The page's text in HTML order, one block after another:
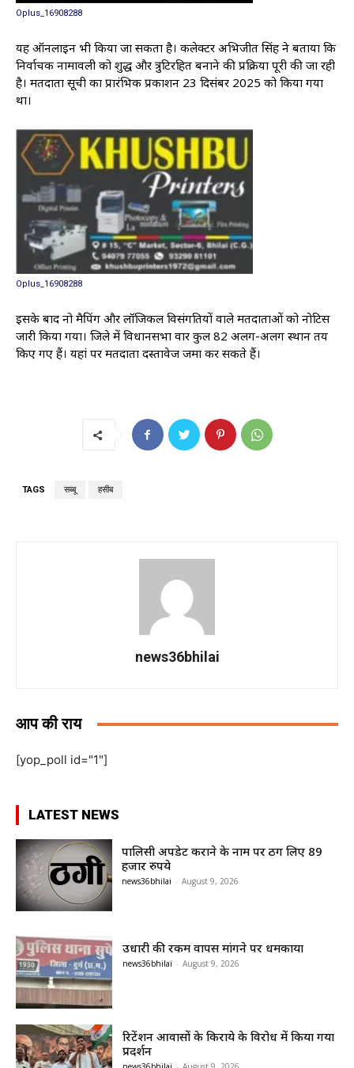
Oplus_16908288
यह ऑनलाइन भी किया जा सकता है। कलेक्टर अभिजीत सिंह ने बताया कि
निर्वाचक नामावली को शुद्ध और त्रुटिरहित बनाने की प्रक्रिया पूरी की जा रही
है। मतदाता सूची का प्रारंभिक प्रकाशन 23 दिसंबर 2025 को किया गया
था।
Oplus_16908288
इसके बाद नो मैपिंग और लॉजिकल विसंगतियों वाले मतदाताओं को नोटिस
जारी किया गया। जिले में विधानसभा वार कुल 82 अलग-अलग स्थान तय
किए गए हैं। यहां पर मतदाता दस्तावेज जमा कर सकते हैं।
TAGS सब्बू हसीब
news36bhilai
आप की राय
[yop_poll id="1"]
LATEST NEWS
पालिसी अपडेट कराने के नाम पर ठग लिए 89
हजार रुपये
news36bhilai - August 9, 2026
उधारी की रकम वापस मांगने पर धमकाया
news36bhilai - August 9, 2026
रिटेंशन आवासों के किराये के विरोध में किया गया
प्रदर्शन